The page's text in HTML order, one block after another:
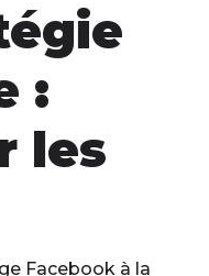
:
les
Facebook à la